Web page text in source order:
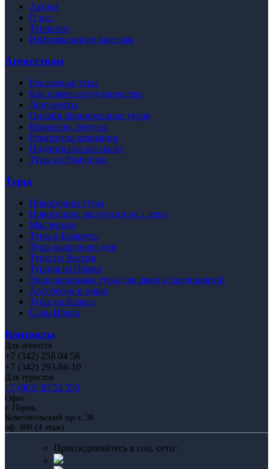
Акции
О нас
Туристам
Информация по выездам
Агентствам
Рекламные туры
Как начать сотрудничество
Документы
Онлайн бронирование туров
Комиссии, бонусы
Реквизиты компании
Подписка на рассылку
Туры из Удмуртии
Туры
Новогодние туры
Новогодние экскурсии на 1 день
Масленица
Туры в Беларусь
Туры выходного дня
Туры по России
Турция из Перми
Экскурсионные туры для школ и предприятий
Автобусом к морю
Туры на Кавказ
Соль-Илецк
Контакты
Для агентств
+7 (342) 258 04 58
+7 (342) 293-66-10
Для туристов
+7 (902) 83 52 353
Офис
г. Пермь,
Комсомольский пр-т, 38
оф. 406 (4 этаж)
Присоединяйтесь в соц. сети: